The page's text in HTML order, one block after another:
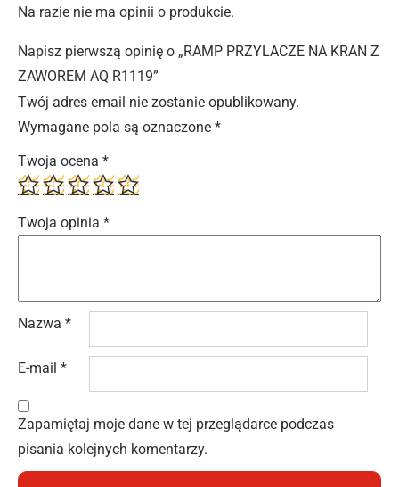
Na razie nie ma opinii o produkcie.
Napisz pierwszą opinię o „RAMP PRZYLACZE NA KRAN Z
ZAWOREM AQ R1119”
Twój adres email nie zostanie opublikowany.
Wymagane pola są oznaczone *
Twoja ocena *
Twoja opinia *
Nazwa *
E-mail *
Zapamiętaj moje dane w tej przeglądarce podczas
pisania kolejnych komentarzy.